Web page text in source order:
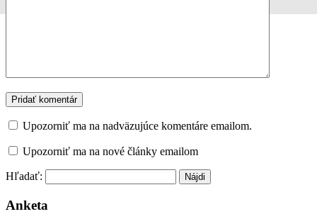
Upozorniť ma na nadväzujúce komentáre emailom.
Upozorniť ma na nové články emailom
Hľadať:
Anketa